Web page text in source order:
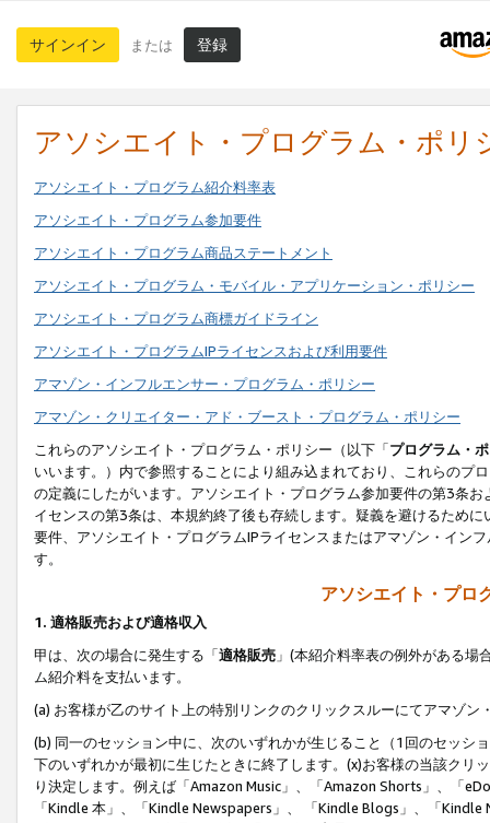
サインイン または 登録
アソシエイト・プログラム・ポリ
アソシエイト・プログラム紹介料率表
アソシエイト・プログラム参加要件
アソシエイト・プログラム商品ステートメント
アソシエイト・プログラム・モバイル・アプリケーション・ポリシー
アソシエイト・プログラム商標ガイドライン
アソシエイト・プログラムIPライセンスおよび利用要件
アマゾン・インフルエンサー・プログラム・ポリシー
アマゾン・クリエイター・アド・ブースト・プログラム・ポリシー
これらのアソシエイト・プログラム・ポリシー（以下「プログラム・
いいます。）内で参照することにより組み込まれており、これらのプ
の定義にしたがいます。アソシエイト・プログラム参加要件の第3条
イセンスの第3条は、本規約終了後も存続します。疑義を避けるため
要件、アソシエイト・プログラムIPライセンスまたはアマゾン・イン
す。
アソシエイト・プロ
1. 適格販売および適格収入
甲は、次の場合に発生する「適格販売 」(本紹介料率表の例外がある
ム紹介料を支払います。
(a) お客様が乙のサイト上の特別リンクのクリックスルーにてアマゾン
(b) 同一のセッション中に、次のいずれかが生じること（1回のセッシ
下のいずれかが最初に生じたときに終了します。(x)お客様の当該ク
り決定します。例えば「Amazon Music」、「Amazon Shorts」、「
「Kindle 本」、「Kindle Newspapers」、 「Kindle Blogs」、「